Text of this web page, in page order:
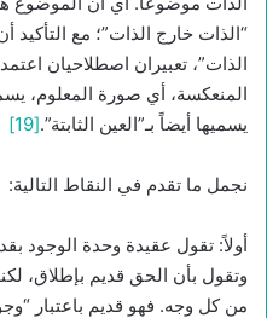
“الذات خارج الذات”؛ مع التأكيد
الذات”، تعبيران اصطلاحيان
المنعكسة، أي صورة المعلوم،
يسميها أيضاً بـ”العين الثابتة”.[19]
نجمل ما تقدم في النقاط التالية:
أولاً: تقول عقيدة وحدة الوجود
وتقول بأن الحق قديم بإطلاق،
من كل وجه. فهو قديم باعتبار